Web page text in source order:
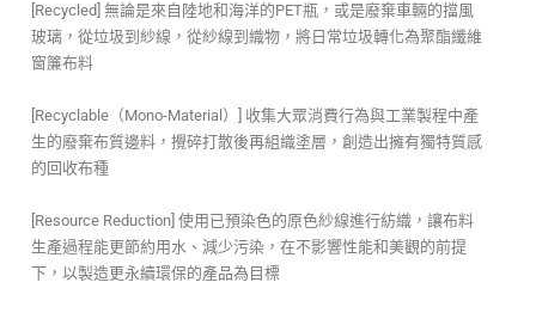
[Recycled] 無論是來自陸地和海洋的PET瓶，或是廢棄車輛的擋風
玻璃，從垃圾到紗線，從紗線到織物，將日常垃圾轉化為聚酯纖維
窗簾布料
[Recyclable（Mono-Material）] 收集大眾消費行為與工業製程中產
生的廢棄布質邊料，攪碎打散後再組織塗層，創造出擁有獨特質感
的回收布種
[Resource Reduction] 使用已預染色的原色紗線進行紡織，讓布料
生產過程能更節約用水、減少污染，在不影響性能和美觀的前提
下，以製造更永續環保的產品為目標